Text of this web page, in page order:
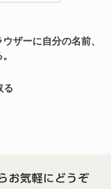
ザーに自分の名前、
る